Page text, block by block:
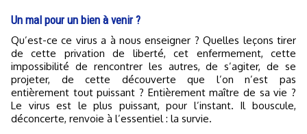
Un mal pour un bien à venir ?
Qu’est-ce ce virus a à nous enseigner ? Quelles leçons tirer
de cette privation de liberté, cet enfermement, cette
impossibilité de rencontrer les autres, de s’agiter, de se
projeter, de cette découverte que l’on n’est pas
entièrement tout puissant ? Entièrement maître de sa vie ?
Le virus est le plus puissant, pour l’instant. Il bouscule,
déconcerte, renvoie à l’essentiel : la survie.